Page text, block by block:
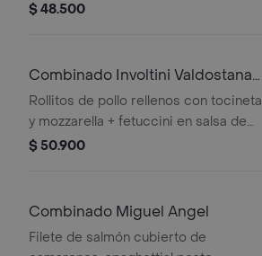
$ 48.500
Combinado Involtini Valdostana
Pollo
Rollitos de pollo rellenos con tocineta
y mozzarella + fetuccini en salsa de
champiñones.
$ 50.900
Combinado Miguel Angel
Filete de salmón cubierto de